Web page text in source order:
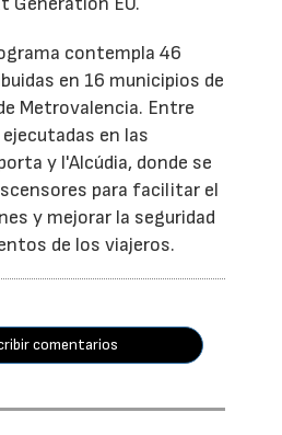
contempla 46
en 16 municipios de
Metrovalencia. Entre
en las
y l'Alcúdia, donde se
para facilitar el
y mejorar la seguridad
de los viajeros.
comentarios